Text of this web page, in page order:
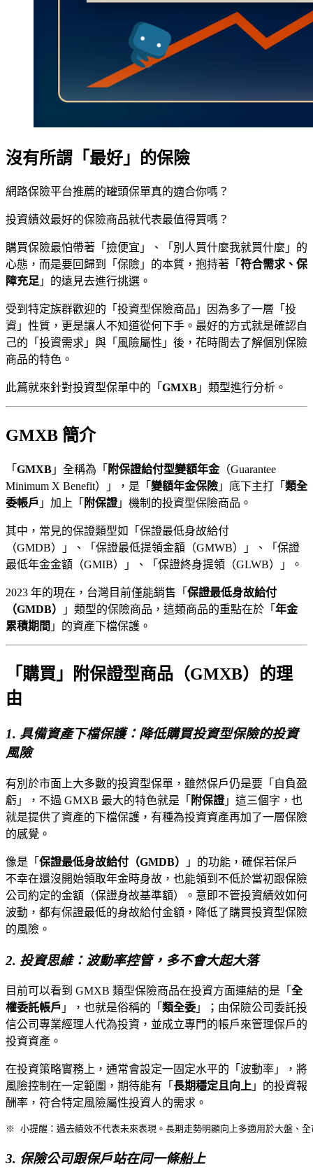
沒有所謂「最好」的保險
網路保險平台推薦的罐頭保單真的適合你嗎？
投資績效最好的保險商品就代表最值得買嗎？
購買保險最怕帶著「撿便宜」、「別人買什麼我就買什麼」的
心態，而是要回歸到「保險」的本質，抱持著「 符合需求、保
障充足」的遠見去進行挑選。
受到特定族群歡迎的「投資型保險商品」因為多了一層「投
資」性質，更是讓人不知道從何下手。最好的方式就是確認自
己的「投資需求」與「風險屬性」後，花時間去了解個別保險
商品的特色。
此篇就來針對投資型保單中的「 GMXB 」類型進行分析。
GMXB 簡介
「 GMXB 」全稱為「 附保證給付型變額年金（Guarantee
Minimum X Benefit）」，是「 變額年金保險 」底下主打「 類全
委帳戶 」加上「 附保證」機制的投資型保險商品。
其中，常見的保證類型如「保證最低身故給付
（GMDB）」、「保證最低提領金額（GMWB）」、「保證
最低年金金額（GMIB）」、「保證終身提領（GLWB）」。
2023 年的現在，台灣目前僅能銷售「 保證最低身故給付
（GMDB）
」類型的保險商品，這類商品的重點在於「 年金
累積期間 」的資產下檔保護。
「購買」附保證型商品（GMXB）的理
由
1. 具備資產下檔保護：降低購買投資型保險的投資
風險
有別於市面上大多數的投資型保單，雖然保戶仍是要「自負盈
虧」，不過 GMXB 最大的特色就是「 附保證」這三個字，也
就是提供了資產的下檔保護，有種為投資資產再加了一層保險
的感覺。
像是「 保證最低身故給付（GMDB）
」的功能，確保若保戶
不幸在還沒開始領取年金時身故，也能領到不低於當初跟保險
公司約定的金額（保證身故基準額）。意即不管投資績效如何
波動，都有保證最低的身故給付金額，降低了購買投資型保險
的風險。
2. 投資思維：波動率控管，多不會大起大落
目前可以看到 GMXB 類型保險商品在投資方面連結的是「 全
權委託帳戶 」，也就是俗稱的「 類全委」；由保險公司委託投
信公司專業經理人代為投資，並成立專門的帳戶來管理保戶的
投資資產。
在投資策略實務上，通常會設定一固定水平的「波動率」，將
風險控制在一定範圍，期待能有「 長期穩定且向上 」的投資報
酬率，符合特定風險屬性投資人的需求。
※ 小提醒：過去績效不代表未來表現。長期走勢明顯向上多適用於大盤、
3. 保險公司跟保戶站在同一條船上